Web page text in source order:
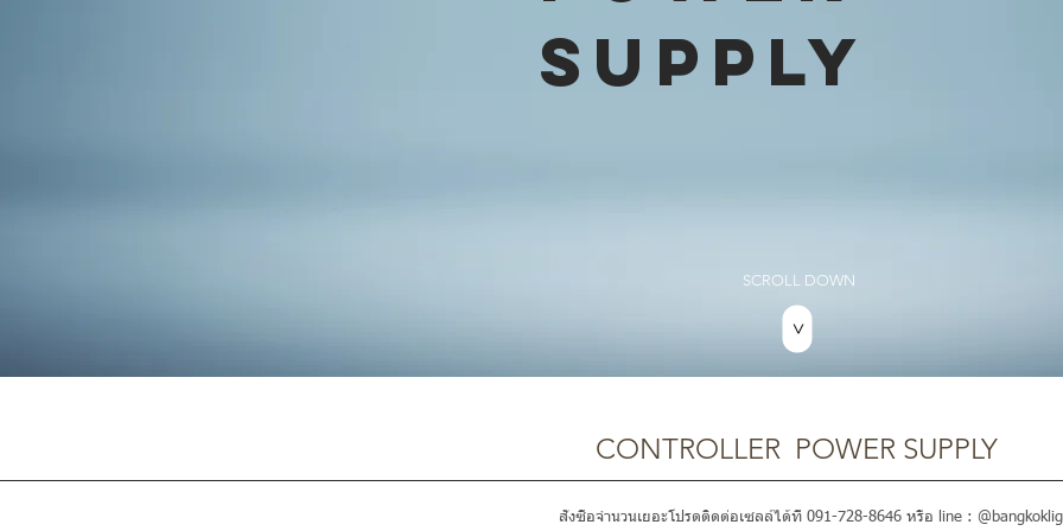
SCROLL DOWN
>
SUPPLY
CONTROLLER POWER SUPPLY
สั่งซื้อจำนวนเยอะโปรดติดต่อเซลล์ได้ที่ 091-728-8646 หรือ line :